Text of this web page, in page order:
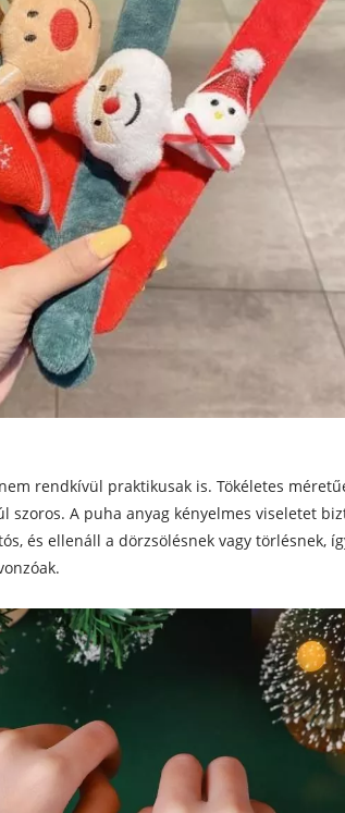
rendkívül praktikusak is. Tökéletes
A puha anyag kényelmes viseletet
és ellenáll a dörzsölésnek vagy törlésnek,